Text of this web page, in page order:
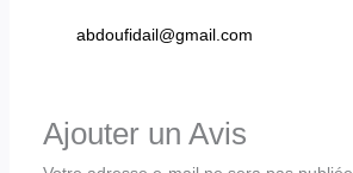
abdoufidail@gmail.com
Ajouter un Avis